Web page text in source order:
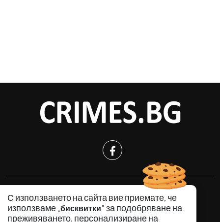
С използването на сайта вие приемате, че
използваме „бисквитки" за подобряване на
преживяването, персонализиране на
КРИМИНАЛНО
ИНЦИДЕНТИ
АНАЛИЗИ